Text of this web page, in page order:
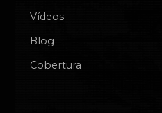
Vídeos
Blog
Cobertura